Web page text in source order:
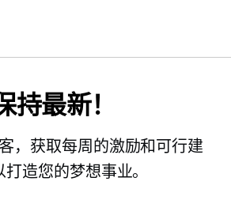
持最新！
，获取每周的激励和可行建
打造您的梦想事业。